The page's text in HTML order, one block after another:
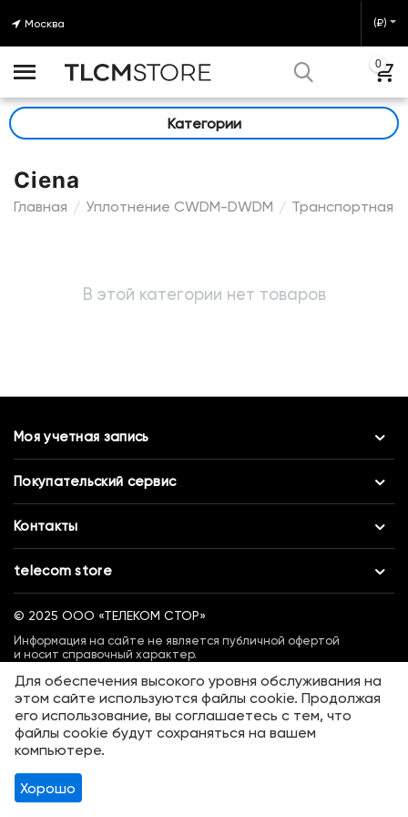
Москва (₽)
0
Категории
Ciena
Главная / Уплотнение CWDM-DWDM / Транспортная
В этой категории нет товаров
Моя учетная запись
Покупательский сервис
Контакты
telecom store
© 2025 ООО «ТЕЛЕКОМ СТОР»
Информация на сайте не является публичной офертой
и носит справочный характер.
Для обеспечения высокого уровня обслуживания на
этом сайте используются файлы cookie. Продолжая
его использование, вы соглашаетесь с тем, что
файлы cookie будут сохраняться на вашем
компьютере.
Хорошо